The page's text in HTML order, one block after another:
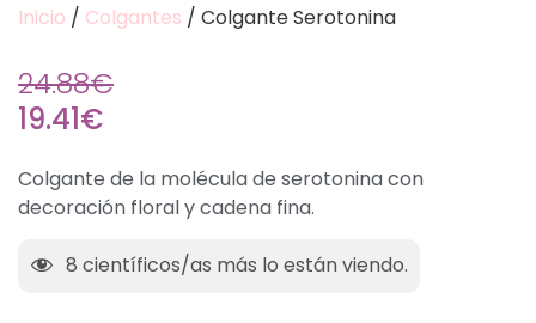
Inicio / Colgantes / Colgante Serotonina
24.88€
19.41€
Colgante de la molécula de serotonina con
decoración floral y cadena fina.
8 científicos/as más lo están viendo.